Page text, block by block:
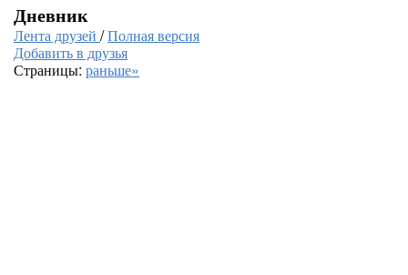
Дневник
Лента друзей /Полная версия
Добавить в друзья
Страницы: раньше»